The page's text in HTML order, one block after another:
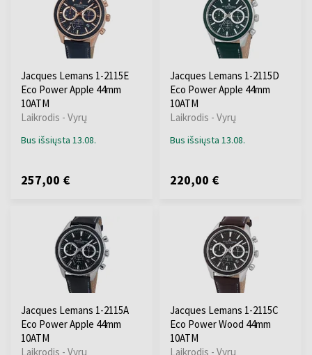
Jacques Lemans 1-2115E
Eco Power Apple 44mm
10ATM
Laikrodis - Vyrų
Bus išsiųsta 13.08.
257,00 €
Jacques Lemans 1-2115D
Eco Power Apple 44mm
10ATM
Laikrodis - Vyrų
Bus išsiųsta 13.08.
220,00 €
Jacques Lemans 1-2115A
Eco Power Apple 44mm
10ATM
Laikrodis - Vyrų
Jacques Lemans 1-2115C
Eco Power Wood 44mm
10ATM
Laikrodis - Vyrų